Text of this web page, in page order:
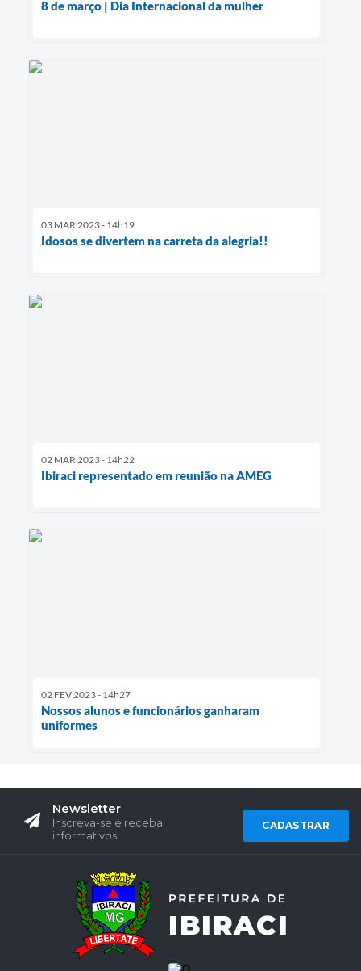
8 de março | Dia Internacional da mulher
03 MAR 2023 - 14h19
Idosos se divertem na carreta da alegria!!
02 MAR 2023 - 14h22
Ibiraci representado em reunião na AMEG
02 FEV 2023 - 14h27
Nossos alunos e funcionários ganharam
uniformes
Newsletter
Inscreva-se e receba
informativos
CADASTRAR